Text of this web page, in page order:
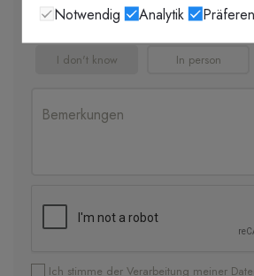
Request a visit
I don't know In person
Ich stimme der Verarbeitung meiner
Notwendig Analytik